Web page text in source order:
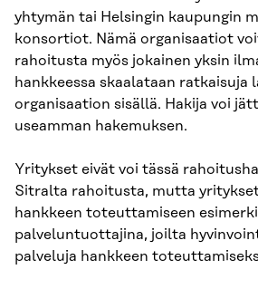
yhtymän tai Helsingin kaupungin
konsortiot. Nämä organisaatiot
rahoitusta myös jokainen yksin
hankkeessa skaalataan ratkaisuja
organisaation sisällä. Hakija voi
useamman hakemuksen.
Yritykset eivät voi tässä
Sitralta rahoitusta, mutta
hankkeen toteuttamiseen
palveluntuottajina, joilta
palveluja hankkeen